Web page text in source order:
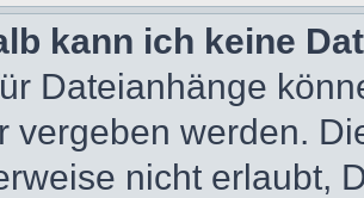
kann ich keine
Dateianhänge
vergeben werden.
nicht erlaubt,